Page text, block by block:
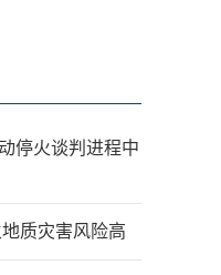
停火谈判进程中
质灾害风险高